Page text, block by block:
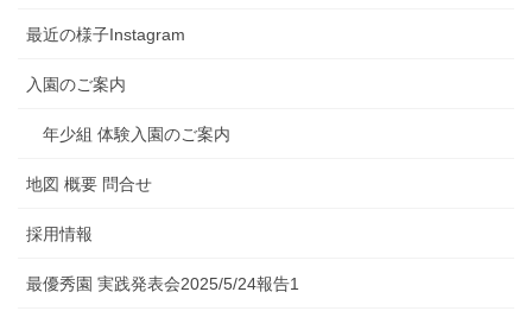
最近の様子Instagram
入園のご案内
年少組 体験入園のご案内
地図 概要 問合せ
採用情報
最優秀園 実践発表会2025/5/24報告1